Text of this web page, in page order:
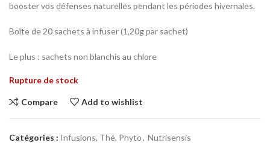
booster vos défenses naturelles pendant les périodes hivernales.
Boîte de 20 sachets à infuser (1,20g par sachet)
Le plus : sachets non blanchis au chlore
Rupture de stock
Compare Add to wishlist
Catégories : Infusions, Thé, Phyto, Nutrisensis